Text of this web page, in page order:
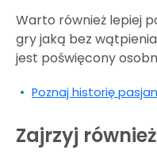
Warto również lepiej
gry jaką bez
jest poświęcony
Poznaj historię
Zajrzyj